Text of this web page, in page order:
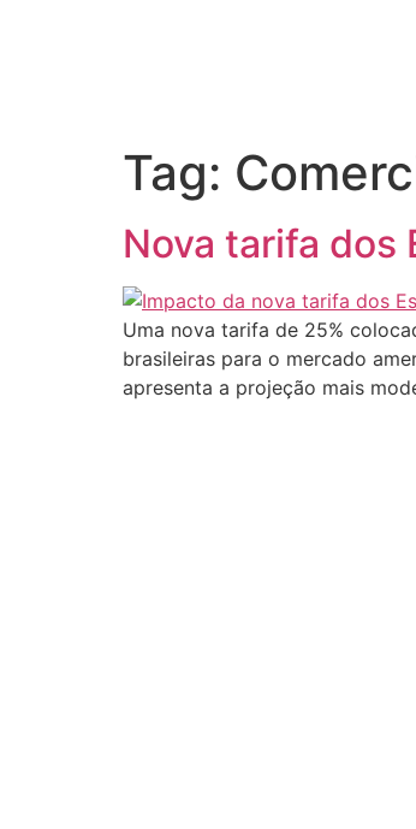
Tag:
Nova tarifa dos
Uma nova tarifa de 25%
brasileiras para o mercado
apresenta a projeção mais